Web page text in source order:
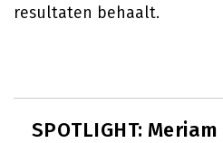
resultaten behaalt.
SPOTLIGHT: